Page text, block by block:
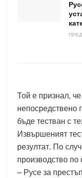
Той е признал,
непосредствено
бъде тестван с
Извършеният
резултат. По
производство
– Русе за